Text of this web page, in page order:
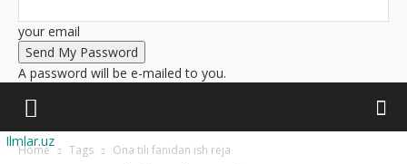
your email
A password will be e-mailed to you.
Ilmlar.uz
Home Tags Ona tili fanidan ish reja